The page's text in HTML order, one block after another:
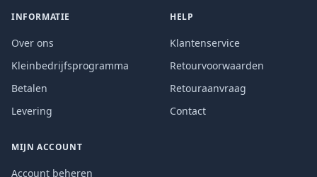
INFORMATIE
Over ons
Kleinbedrijfsprogramma
Betalen
Levering
HELP
Klantenservice
Retourvoorwaarden
Retouraanvraag
Contact
MIJN ACCOUNT
Account beheren